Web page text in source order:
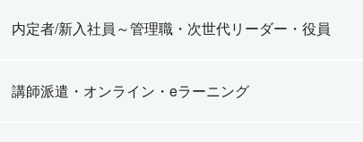
内定者/新入社員～管理職・次世代リーダー・役員
講師派遣・オンライン・eラーニング